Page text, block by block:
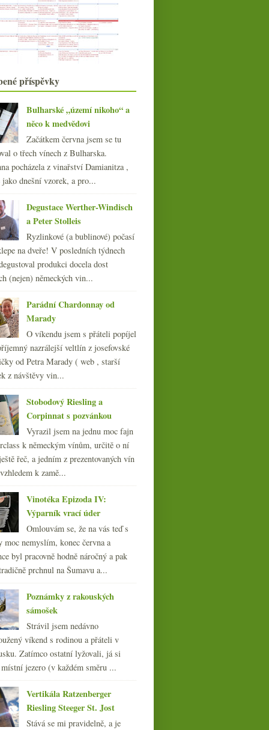
Víno nás spojuje s lahví
Mersaultu
Riesling má narozeniny a Charta z
Rheingau
Steven Spurrier, bio body, vakcinace
sommeliérů…
Chlastací Riesling z Pfalze a bubliny
Naturální Ull de Llebre a šumivé
Xarel·lo
Helena z Dlúhých Greftů
Výtečný alsaský crémant od
Lorentze
Pinot od Errazuriz a tříročníkový
Karmazín
Řecký ryzlink z Lidlu a Chardonnay
od Daumas Gassac
Litrovka ryzlinku a chlastací
naturální Burgenland
února(20)
ledna (20)
(239)
(238)
(240)
(240)
(250)
(251)
(254)
(254)
2011 (252)
(249)
(270)
(108)
příspěvky
Bulharské „území nikoho“ a
něco k medvědovi
Začátkem června jsem se tu
o třech vínech z Bulharska.
pocházela z vinařství Damianitza ,
jako dnešní vzorek, a pro...
Degustace Werther-Windisch
a Peter Stolleis
Ryzlinkové (a bublinové) počasí
na dveře! V posledních týdnech
produkci docela dost
(nejen) německých vin...
Parádní Chardonnay od
Marady
O víkendu jsem s přáteli popíjel
nazrálejší veltlín z josefovské
od Petra Marady ( web , starší
z návštěvy vin...
Stobodový Riesling a
Corpinnat s pozvánkou
Vyrazil jsem na jednu moc fajn
k německým vínům, určitě o ní
řeč, a jedním z prezentovaných vín
k zamě...
Vinotéka Epizoda IV:
Výparník vrací úder
Omlouvám se, že na vás teď s
moc nemyslím, konec června a
byl pracovně hodně náročný a pak
prchnul na Šumavu a...
Poznámky z rakouských
sámošek
Strávil jsem nedávno
víkend s rodinou a přáteli v
Zatímco ostatní lyžovali, já si
jezero (v každém směru ...
Vertikála Ratzenberger
Riesling Steeger St. Jost
Stává se mi pravidelně, a je